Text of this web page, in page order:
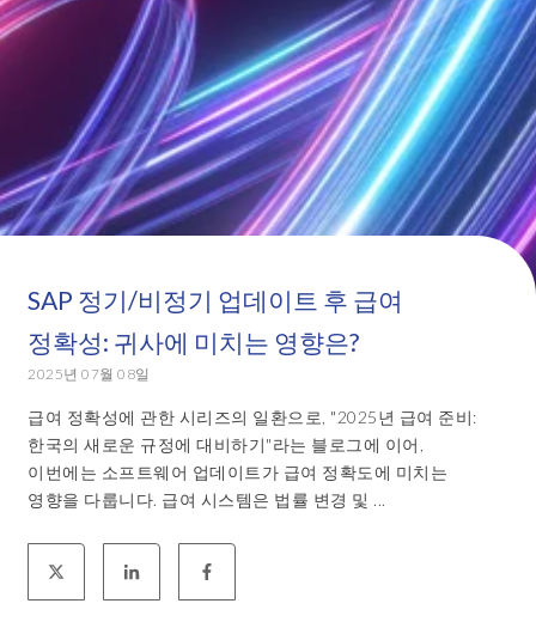
SAP 정기/비정기 업데이트 후 급여
정확성: 귀사에 미치는 영향은?
2025년 07월 08일
급여 정확성에 관한 시리즈의 일환으로, "2025년 급여 준비:
한국의 새로운 규정에 대비하기"라는 블로그에 이어,
이번에는 소프트웨어 업데이트가 급여 정확도에 미치는
영향을 다룹니다. 급여 시스템은 법률 변경 및 ...